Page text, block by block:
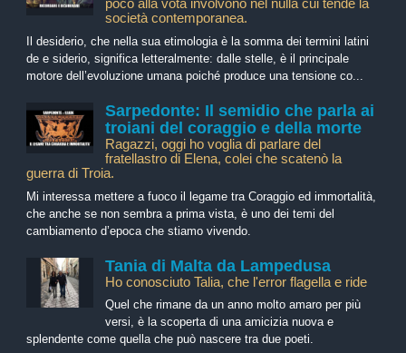
poco alla vota involvono nel nulla cui tende la
società contemporanea.
Il desiderio, che nella sua etimologia è la somma dei termini latini
de e siderio, significa letteralmente: dalle stelle, è il principale
motore dell’evoluzione umana poiché produce una tensione co...
Sarpedonte: Il semidio che parla ai
troiani del coraggio e della morte
Ragazzi, oggi ho voglia di parlare del
fratellastro di Elena, colei che scatenò la
guerra di Troia.
Mi interessa mettere a fuoco il legame tra Coraggio ed immortalità,
che anche se non sembra a prima vista, è uno dei temi del
cambiamento d’epoca che stiamo vivendo.
Tania di Malta da Lampedusa
Ho conosciuto Talia, che l'error flagella e ride
Quel che rimane da un anno molto amaro per più
versi, è la scoperta di una amicizia nuova e
splendente come quella che può nascere tra due poeti.